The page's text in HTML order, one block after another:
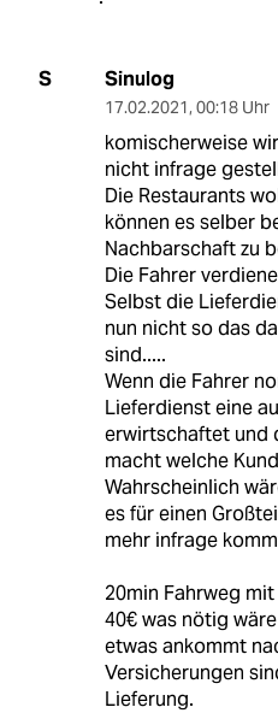
S Sinulog
17.02.2021, 00:18 Uhr
komischerweise
nicht infrage
Die Restaurants
können es selber
Nachbarschaft zu
Die Fahrer
Selbst die
nun nicht so das
sind.....
Wenn die Fahrer
Lieferdienst eine
erwirtschaftet und
macht welche
Wahrscheinlich
es für einen
mehr infrage
20min Fahrweg
40€ was nötig
etwas ankommt
Versicherungen
Lieferung.